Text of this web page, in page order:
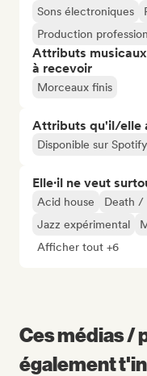
Sons électroniques
Production
Attributs
à recevoir
Morceaux finis
Attributs qu'il/elle
Disponible sur Spotify
Elle·il ne veut
Acid house Death /
Jazz expérimental
Afficher tout +6
Ces médias /
également